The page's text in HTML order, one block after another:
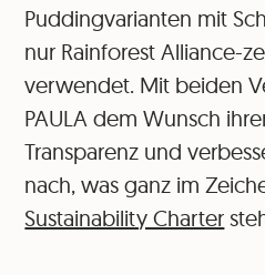
Puddingvarianten mit
nur Rainforest Alliance-
verwendet. Mit beiden
PAULA dem Wunsch
Transparenz und
nach, was ganz im
Sustainability Charter